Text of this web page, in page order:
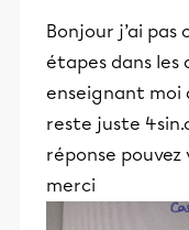
Bonjour j’ai pas
étapes dans les
enseignant moi
reste juste
réponse pouvez
merci